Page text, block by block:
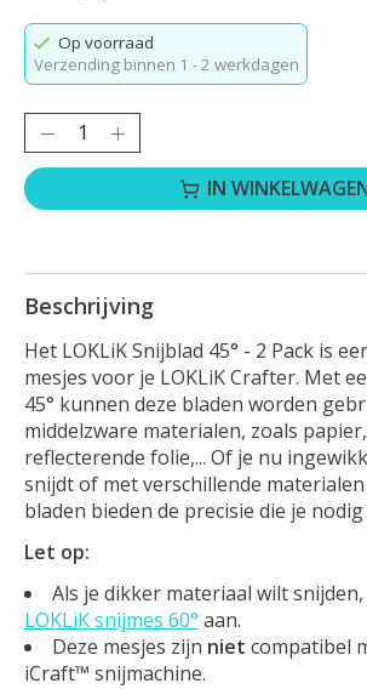
Op voorraad
Verzending binnen 1 - 2 werkdagen
Hoeveelheid:
IN
Beschrijving
Het LOKLiK Snijblad 45° - 2 Pack is
mesjes voor je LOKLiK Crafter. Met
45° kunnen deze bladen worden
middelzware materialen, zoals
reflecterende folie,... Of je nu
snijdt of met verschillende
bladen bieden de precisie die je
Let op:
Als je dikker materiaal wilt
LOKLiK snijmes 60° aan.
Deze mesjes zijn niet compatibel
iCraft™ snijmachine.